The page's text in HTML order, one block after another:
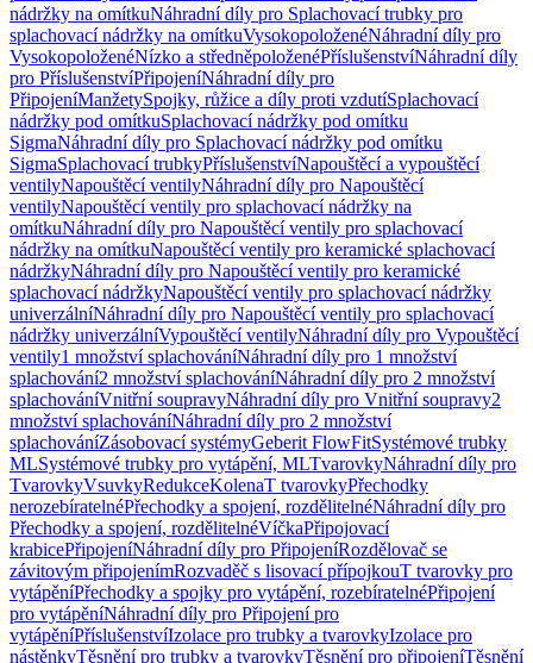
nádržky na omítkuNáhradní díly pro Splachovací trubky pro
splachovací nádržky na omítkuVysokopoloženéNáhradní díly pro
VysokopoloženéNízko a středněpoloženéPříslušenstvíNáhradní díly
pro PříslušenstvíPřipojeníNáhradní díly pro
PřipojeníManžetySpojky, růžice a díly proti vzdutíSplachovací
nádržky pod omítkuSplachovací nádržky pod omítku
SigmaNáhradní díly pro Splachovací nádržky pod omítku
SigmaSplachovací trubkyPříslušenstvíNapouštěcí a vypouštěcí
ventilyNapouštěcí ventilyNáhradní díly pro Napouštěcí
ventilyNapouštěcí ventily pro splachovací nádržky na
omítkuNáhradní díly pro Napouštěcí ventily pro splachovací
nádržky na omítkuNapouštěcí ventily pro keramické splachovací
nádržkyNáhradní díly pro Napouštěcí ventily pro keramické
splachovací nádržkyNapouštěcí ventily pro splachovací nádržky
univerzálníNáhradní díly pro Napouštěcí ventily pro splachovací
nádržky univerzálníVypouštěcí ventilyNáhradní díly pro Vypouštěcí
ventily1 množství splachováníNáhradní díly pro 1 množství
splachování2 množství splachováníNáhradní díly pro 2 množství
splachováníVnitřní soupravyNáhradní díly pro Vnitřní soupravy2
množství splachováníNáhradní díly pro 2 množství
splachováníZásobovací systémyGeberit FlowFitSystémové trubky
MLSystémové trubky pro vytápění, MLTvarovkyNáhradní díly pro
TvarovkyVsuvkyRedukceKolenaT tvarovkyPřechodky
nerozebíratelnéPřechodky a spojení, rozdělitelnéNáhradní díly pro
Přechodky a spojení, rozdělitelnéVíčkaPřipojovací
krabicePřipojeníNáhradní díly pro PřipojeníRozdělovač se
závitovým připojenímRozvaděč s lisovací přípojkouT tvarovky pro
vytápěníPřechodky a spojky pro vytápění, rozebíratelnéPřipojení
pro vytápěníNáhradní díly pro Připojení pro
vytápěníPříslušenstvíIzolace pro trubky a tvarovkyIzolace pro
nástěnkyTěsnění pro trubky a tvarovkyTěsnění pro připojeníTěsnění